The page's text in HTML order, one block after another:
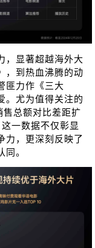
，显著超越海外大
，到热⾎沸腾的动
匪⼒作《三⼤
。尤为值得关注的
总额对比差距扩
⼀数据不仅彰显
力，更深刻反映了
。